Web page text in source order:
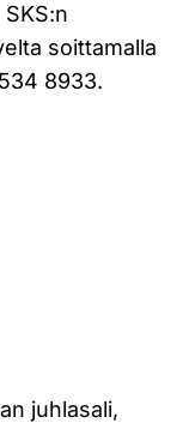
soittamalla
8933.
juhlasali,